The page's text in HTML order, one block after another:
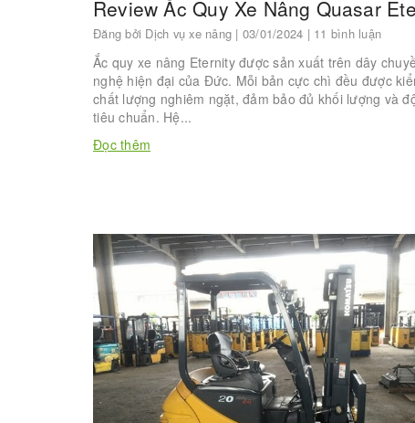
Review Ắc Quy Xe Nâng Quasar
Đăng bởi Dịch vụ xe nâng | 03/01/2024 | 11 bình luận
Ắc quy xe nâng Eternity được sản xuất trên dây
nghệ hiện đại của Đức. Mỗi bản cực chì đều được
chất lượng nghiêm ngặt, đảm bảo đủ khối lượng và
tiêu chuẩn. Hệ...
Đọc thêm